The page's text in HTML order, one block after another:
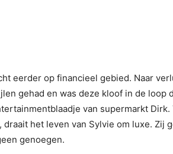
eerder op financieel gebied. Naar
gehad en was deze kloof in de
van supermarkt
het leven van Sylvie om luxe. Zij
genoegen.